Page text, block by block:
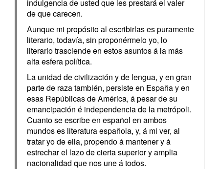
indulgencia de usted que les prestará el valer
de que carecen.
Aunque mi propósito al escribirlas es puramente
literario, todavía, sin proponérmelo yo, lo
literario trasciende en estos asuntos á la más
alta esfera política.
La unidad de civilización y de lengua, y en gran
parte de raza también, persiste en España y en
esas Repúblicas de América, á pesar de su
emancipación é independencia de la metrópoli.
Cuanto se escribe en español en ambos
mundos es literatura española, y, á mi ver, al
tratar yo de ella, propendo á mantener y á
estrechar el lazo de cierta superior y amplia
nacionalidad que nos une á todos.